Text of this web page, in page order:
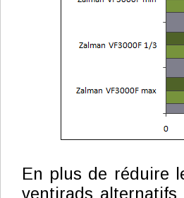
En plus de réduire
ventirads